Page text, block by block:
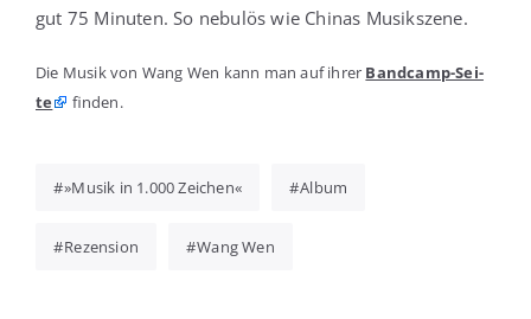
gut 75 Minu­ten. So nebu­lös wie Chi­nas Musikszene.
Die Musik von Wang Wen kann man auf ihrer Band­camp-Sei­
te
finden.
»Musik in 1.000 Zeichen« Album
Rezension Wang Wen